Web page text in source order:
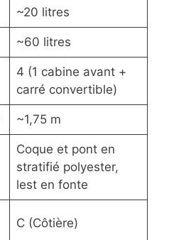
~20 litres
~60 litres
4 (1 cabine avant +
carré convertible)
~1,75 m
Coque et pont en
stratifié polyester,
lest en fonte
C (Côtière)